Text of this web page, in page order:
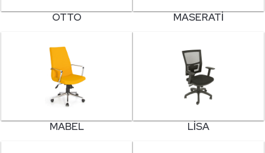
OTTO MASERATI
MABEL LISA